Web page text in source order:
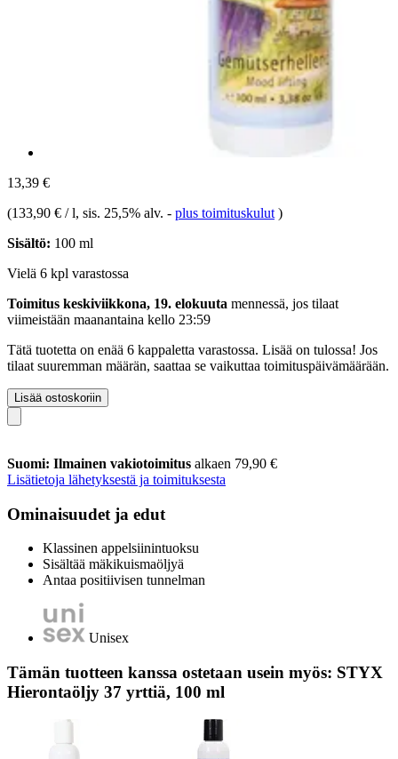
13,39 €
(133,90 € / l, sis. 25,5% alv. - plus toimituskulut )
Sisältö: 100 ml
Vielä 6 kpl varastossa
Toimitus keskiviikkona, 19. elokuuta mennessä, jos tilaat
viimeistään maanantaina kello 23:59
Tätä tuotetta on enää 6 kappaletta varastossa. Lisää on tulossa! Jos
tilaat suuremman määrän, saattaa se vaikuttaa toimituspäivämäärään.
Lisää ostoskoriin
Suomi: Ilmainen vakiotoimitus alkaen 79,90 €
Lisätietoja lähetyksestä ja toimituksesta
Ominaisuudet ja edut
Klassinen appelsiinintuoksu
Sisältää mäkikuismaöljyä
Antaa positiivisen tunnelman
Unisex
Tämän tuotteen kanssa ostetaan usein myös: STYX
Hierontaöljy 37 yrttiä, 100 ml